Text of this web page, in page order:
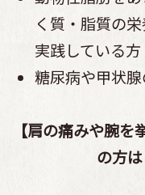
く質・脂質の
実践している方
糖尿病や甲状
【肩の痛みや腕
の方